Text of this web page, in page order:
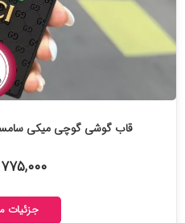
قاب گوشی گوچی میکی سامسونگ
۷۷۵,۰۰۰ تومان
جزئیات